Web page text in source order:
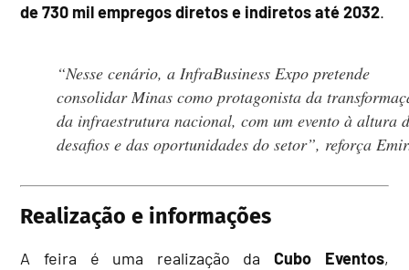
de 730 mil empregos diretos e indiretos até 2032.
“Nesse cenário, a InfraBusiness Expo pretende
consolidar Minas como protagonista da
da infraestrutura nacional, com um evento à altura
desafios e das oportunidades do setor”, reforça
Realização e informações
A feira é uma realização da Cubo Eventos,